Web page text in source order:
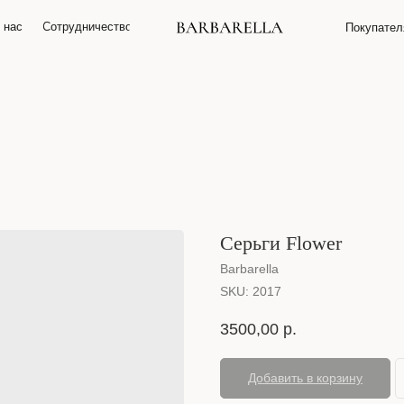
Сотрудничество
Сотрудничество
нас
Серьги Flower
Barbarella
SKU: 2017
3500,00 р.
Добавить в корзину